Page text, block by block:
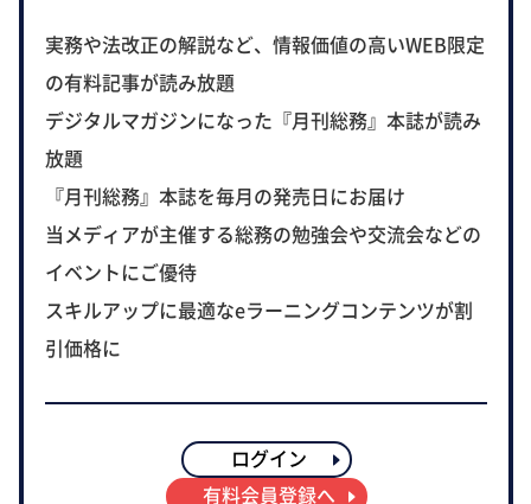
実務や法改正の解説など、情報価値の高いWEB限定
の有料記事が読み放題
デジタルマガジンになった『月刊総務』本誌が読み
放題
『月刊総務』本誌を毎月の発売日にお届け
当メディアが主催する総務の勉強会や交流会などの
イベントにご優待
スキルアップに最適なeラーニングコンテンツが割
引価格に
ログイン
有料会員登録へ